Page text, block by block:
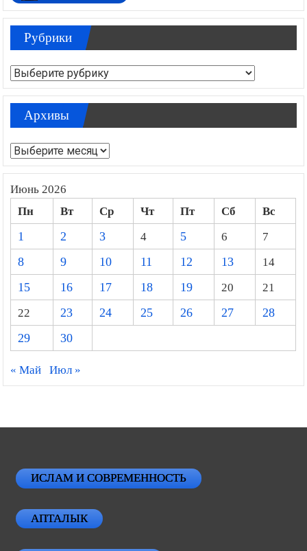
Рубрики
Рубрики
Архивы
Архивы
Июнь 2026
Пн Вт Ср Чт Пт Сб
Вс
1
2 3 4 5 6
7
8
9 10 11 12 13
14
15
16 17 18 19 20
21
22
23 24 25 26 27
28
29
30
« Май Июл »
ИСЛАМ И СОВРЕМЕННОСТЬ
АПТАЛЫК